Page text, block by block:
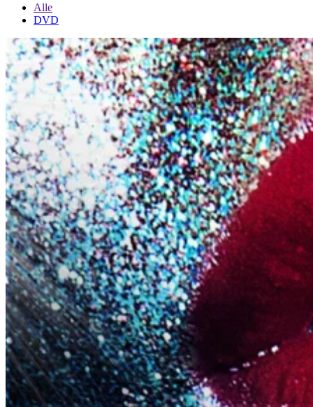
Alle
DVD